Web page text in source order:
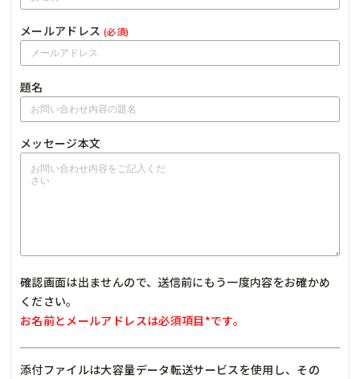
メールアドレス (必須)
題名
メッセージ本文
確認画面は出ませんので、送信前にもう一度内容をお確かめ
ください。
お名前とメールアドレスは必須項目*です。
添付ファイルは大容量データ転送サービスを使用し、その